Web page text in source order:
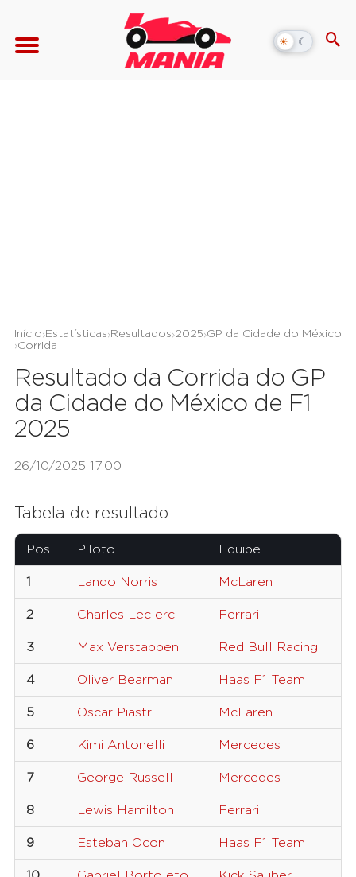
☀ ☾
Alternar
modo
Início›Estatísticas›Resultados›2025›GP da Cidade do México
›Corrida
Resultado da Corrida do GP
da Cidade do México de F1
2025
26/10/2025 17:00
Tabela de resultado
Pos. Piloto Equipe
1 Lando Norris McLaren
2 Charles Leclerc Ferrari
3 Max Verstappen Red Bull Racing
4 Oliver Bearman Haas F1 Team
5 Oscar Piastri McLaren
6 Kimi Antonelli Mercedes
7 George Russell Mercedes
8 Lewis Hamilton Ferrari
9 Esteban Ocon Haas F1 Team